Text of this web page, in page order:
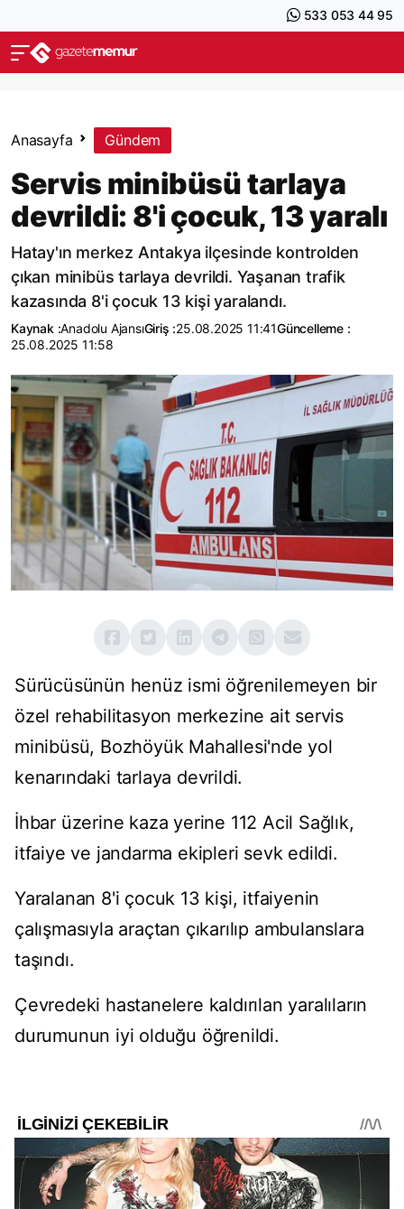
533 053 44 95
Anasayfa Gündem
Servis minibüsü tarlaya
devrildi: 8'i çocuk, 13 yaralı
Hatay'ın merkez Antakya ilçesinde kontrolden
çıkan minibüs tarlaya devrildi. Yaşanan trafik
kazasında 8'i çocuk 13 kişi yaralandı.
Kaynak :Anadolu AjansıGiriş :25.08.2025 11:41Güncelleme :
25.08.2025 11:58
Sürücüsünün henüz ismi öğrenilemeyen bir
özel rehabilitasyon merkezine ait servis
minibüsü, Bozhöyük Mahallesi'nde yol
kenarındaki tarlaya devrildi.
İhbar üzerine kaza yerine 112 Acil Sağlık,
itfaiye ve jandarma ekipleri sevk edildi.
Yaralanan 8'i çocuk 13 kişi, itfaiyenin
çalışmasıyla araçtan çıkarılıp ambulanslara
taşındı.
Çevredeki hastanelere kaldırılan yaralıların
durumunun iyi olduğu öğrenildi.